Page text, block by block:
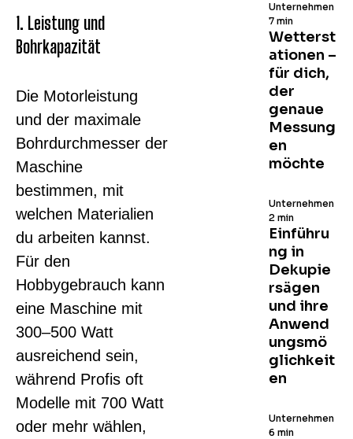
1. Leistung und
Bohrkapazität
Die Motorleistung
und der maximale
Bohrdurchmesser der
Maschine
bestimmen, mit
welchen Materialien
du arbeiten kannst.
Für den
Hobbygebrauch kann
eine Maschine mit
300–500 Watt
ausreichend sein,
während Profis oft
Modelle mit 700 Watt
oder mehr wählen,
Wetterst
ationen –
für dich,
der
genaue
Messung
en
möchte
Unternehmen
7 min
Einführu
ng in
Dekupie
rsägen
und ihre
Anwend
ungsmö
glichkeit
en
Unternehmen
2 min
Unternehmen
6 min